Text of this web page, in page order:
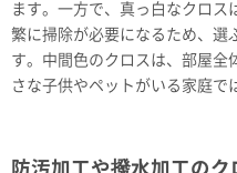
ます。一方で、真っ白なクロス
繁に掃除が必要になるため、選
す。中間色のクロスは、部屋全
さな子供やペットがいる家庭で
防汚加工や撥水加工のク